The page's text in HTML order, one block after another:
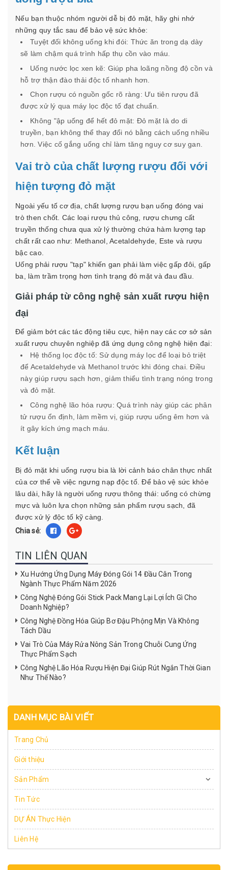
Nếu bạn thuộc nhóm người dễ bị đỏ mặt, hãy ghi nhớ
những quy tắc sau để bảo vệ sức khỏe:
Tuyệt đối không uống khi đói: Thức ăn trong dạ dày
sẽ làm chậm quá trình hấp thụ cồn vào máu.
Uống nước lọc xen kẽ: Giúp pha loãng nồng độ cồn và
hỗ trợ thận đào thải độc tố nhanh hơn.
Chọn rượu có nguồn gốc rõ ràng: Ưu tiên rượu đã
được xử lý qua máy lọc độc tố đạt chuẩn.
Không "ập uống để hết đỏ mặt: Đỏ mặt là do di
truyền, bạn không thể thay đổi nó bằng cách uống nhiều
hơn. Việc cố gắng uống chỉ làm tăng nguy cơ suy gan.
Vai trò của chất lượng rượu đối với
hiện tượng đỏ mặt
Ngoài yếu tố cơ địa, chất lượng rượu bạn uống đóng vai
trò then chốt. Các loại rượu thủ công, rượu chưng cất
truyền thống chưa qua xử lý thường chứa hàm lượng tạp
chất rất cao như: Methanol, Acetaldehyde, Este và rượu
bậc cao.
Uống phải rượu "tạp" khiến gan phải làm việc gấp đôi, gấp
ba, làm trầm trọng hơn tình trạng đỏ mặt và đau đầu.
Giải pháp từ công nghệ sản xuất rượu hiện
đại
Để giảm bớt các tác động tiêu cực, hiện nay các cơ sở sản
xuất rượu chuyên nghiệp đã ứng dụng công nghệ hiện đại:
Hệ thống lọc độc tố: Sử dụng máy lọc để loại bỏ triệt
để Acetaldehyde và Methanol trước khi đóng chai. Điều
này giúp rượu sạch hơn, giảm thiểu tình trạng nóng trong
và đỏ mặt.
Công nghệ lão hóa rượu: Quá trình này giúp các phân
tử rượu ổn định, làm mềm vị, giúp rượu uống êm hơn và
ít gây kích ứng mạch máu.
Kết luận
Bị đỏ mặt khi uống rượu bia là lời cảnh báo chân thực nhất
của cơ thể về việc ngưng nạp độc tố. Để bảo vệ sức khỏe
lâu dài, hãy là người uống rượu thông thái: uống có chừng
mực và luôn lựa chọn những sản phẩm rượu sạch, đã
được xử lý độc tố kỹ càng.
Chia sẻ:
TIN LIÊN QUAN
Xu Hướng Ứng Dụng Máy Đóng Gói 14 Đầu Cân Trong
Ngành Thực Phẩm Năm 2026
Công Nghệ Đóng Gói Stick Pack Mang Lại Lợi Ích Gì Cho
Doanh Nghiệp?
Công Nghệ Đồng Hóa Giúp Bơ Đậu Phộng Mịn Và Không
Tách Dầu
Vai Trò Của Máy Rửa Nông Sản Trong Chuỗi Cung Ứng
Thực Phẩm Sạch
Công Nghệ Lão Hóa Rượu Hiện Đại Giúp Rút Ngắn Thời Gian
Như Thế Nào?
DANH MỤC BÀI VIẾT
Trang Chủ
Giới thiệu
Sản Phẩm
Tin Tức
DỰ ÁN Thực Hiện
Liên Hệ